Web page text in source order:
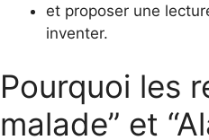
et proposer une
inventer.
Pourquoi les
malade” et